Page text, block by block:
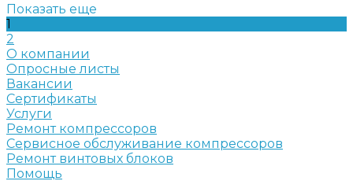
Показать еще
1
2
О компании
Опросные листы
Вакансии
Сертификаты
Услуги
Ремонт компрессоров
Сервисное обслуживание компрессоров
Ремонт винтовых блоков
Помощь